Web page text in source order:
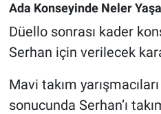
Ada Konseyinde Neler
Düello sonrası kader
Serhan için verilecek
Mavi takım
sonucunda Serhan’ı